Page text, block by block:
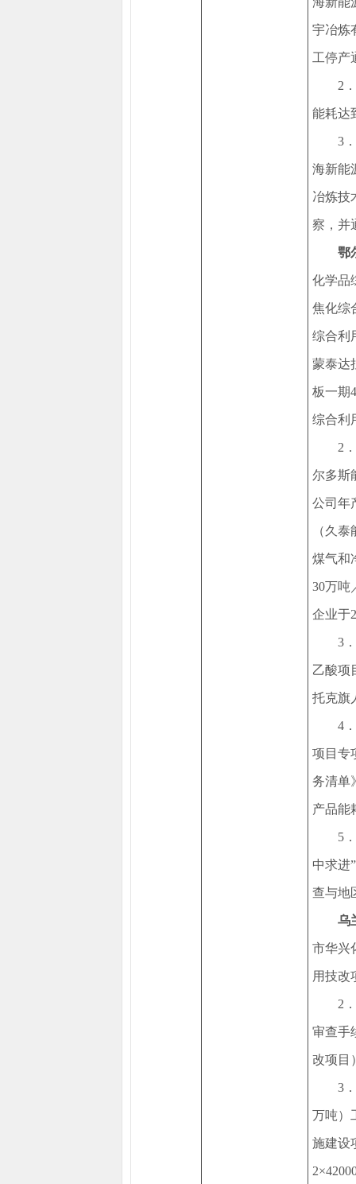
宇冶炼
工停产
2
能耗达
3
海新能
冶炼技
察，并
鄂
化学品
焦化综
综合利
蒙泰达
板一期
综合利
2
尔多斯
公司年
（久
煤气和
30万吨
企业于
3
乙酸项
托克旗
4
项目专
务清单
产品能
5
中求进
查与地
乌
市华兴
用技改
2
审查手
改项目
3
万吨）
施建设